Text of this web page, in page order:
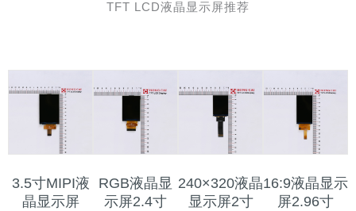
TFT LCD液晶显示屏推荐
3.5寸MIPI液
晶显示屏
RGB液晶显
示屏2.4寸
240×320液晶
显示屏2寸
16:9液晶显示
屏2.96寸